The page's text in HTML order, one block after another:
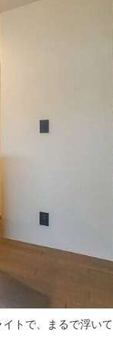
トで、まるで浮いて